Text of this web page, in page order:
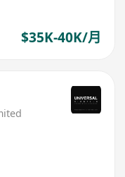
$35K-40K/月